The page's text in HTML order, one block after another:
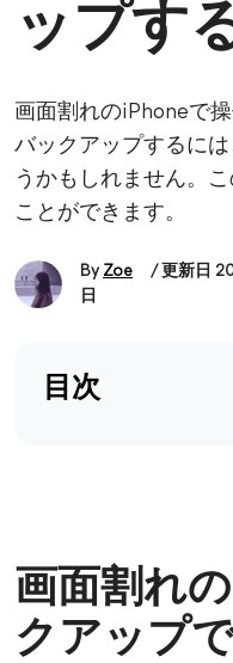
ップす
画面割れのiPhoneで
バックアップするに
うかもしれません。
ことができます。
By Zoe
/ 更新日
日
目次
画面割れ
クアップ